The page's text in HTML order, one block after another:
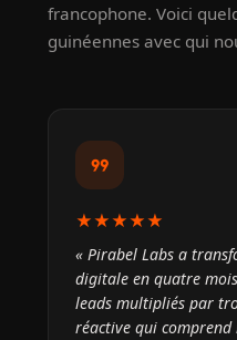
francophone. Voici
guinéennes avec qui
format_quote
★★★★★
« Pirabel Labs a
digitale en quatre
leads multipliés par
réactive qui comprend